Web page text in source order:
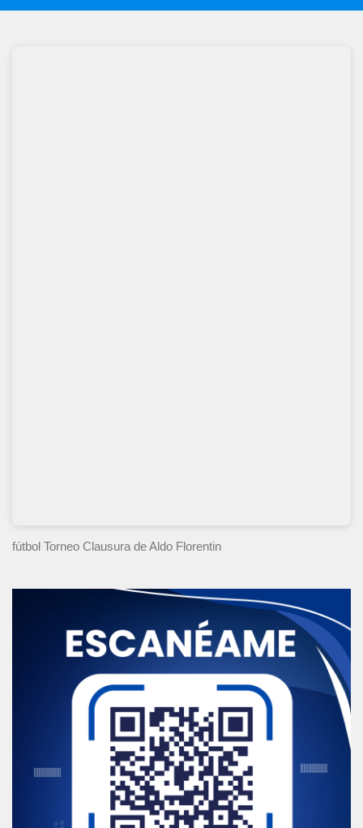
fútbol Torneo Clausura de Aldo Florentin